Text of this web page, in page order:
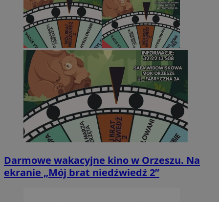
Darmowe wakacyjne kino w Orzeszu. Na
ekranie „Mój brat niedźwiedź 2”